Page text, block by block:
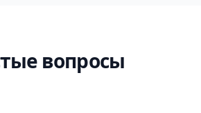
вопросы